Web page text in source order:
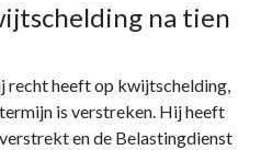
na tien
recht heeft op kwijtschelding,
is verstreken. Hij heeft
en de Belastingdienst